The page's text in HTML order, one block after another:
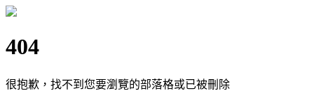
404
很抱歉，找不到您要瀏覽的部落格或已被刪除